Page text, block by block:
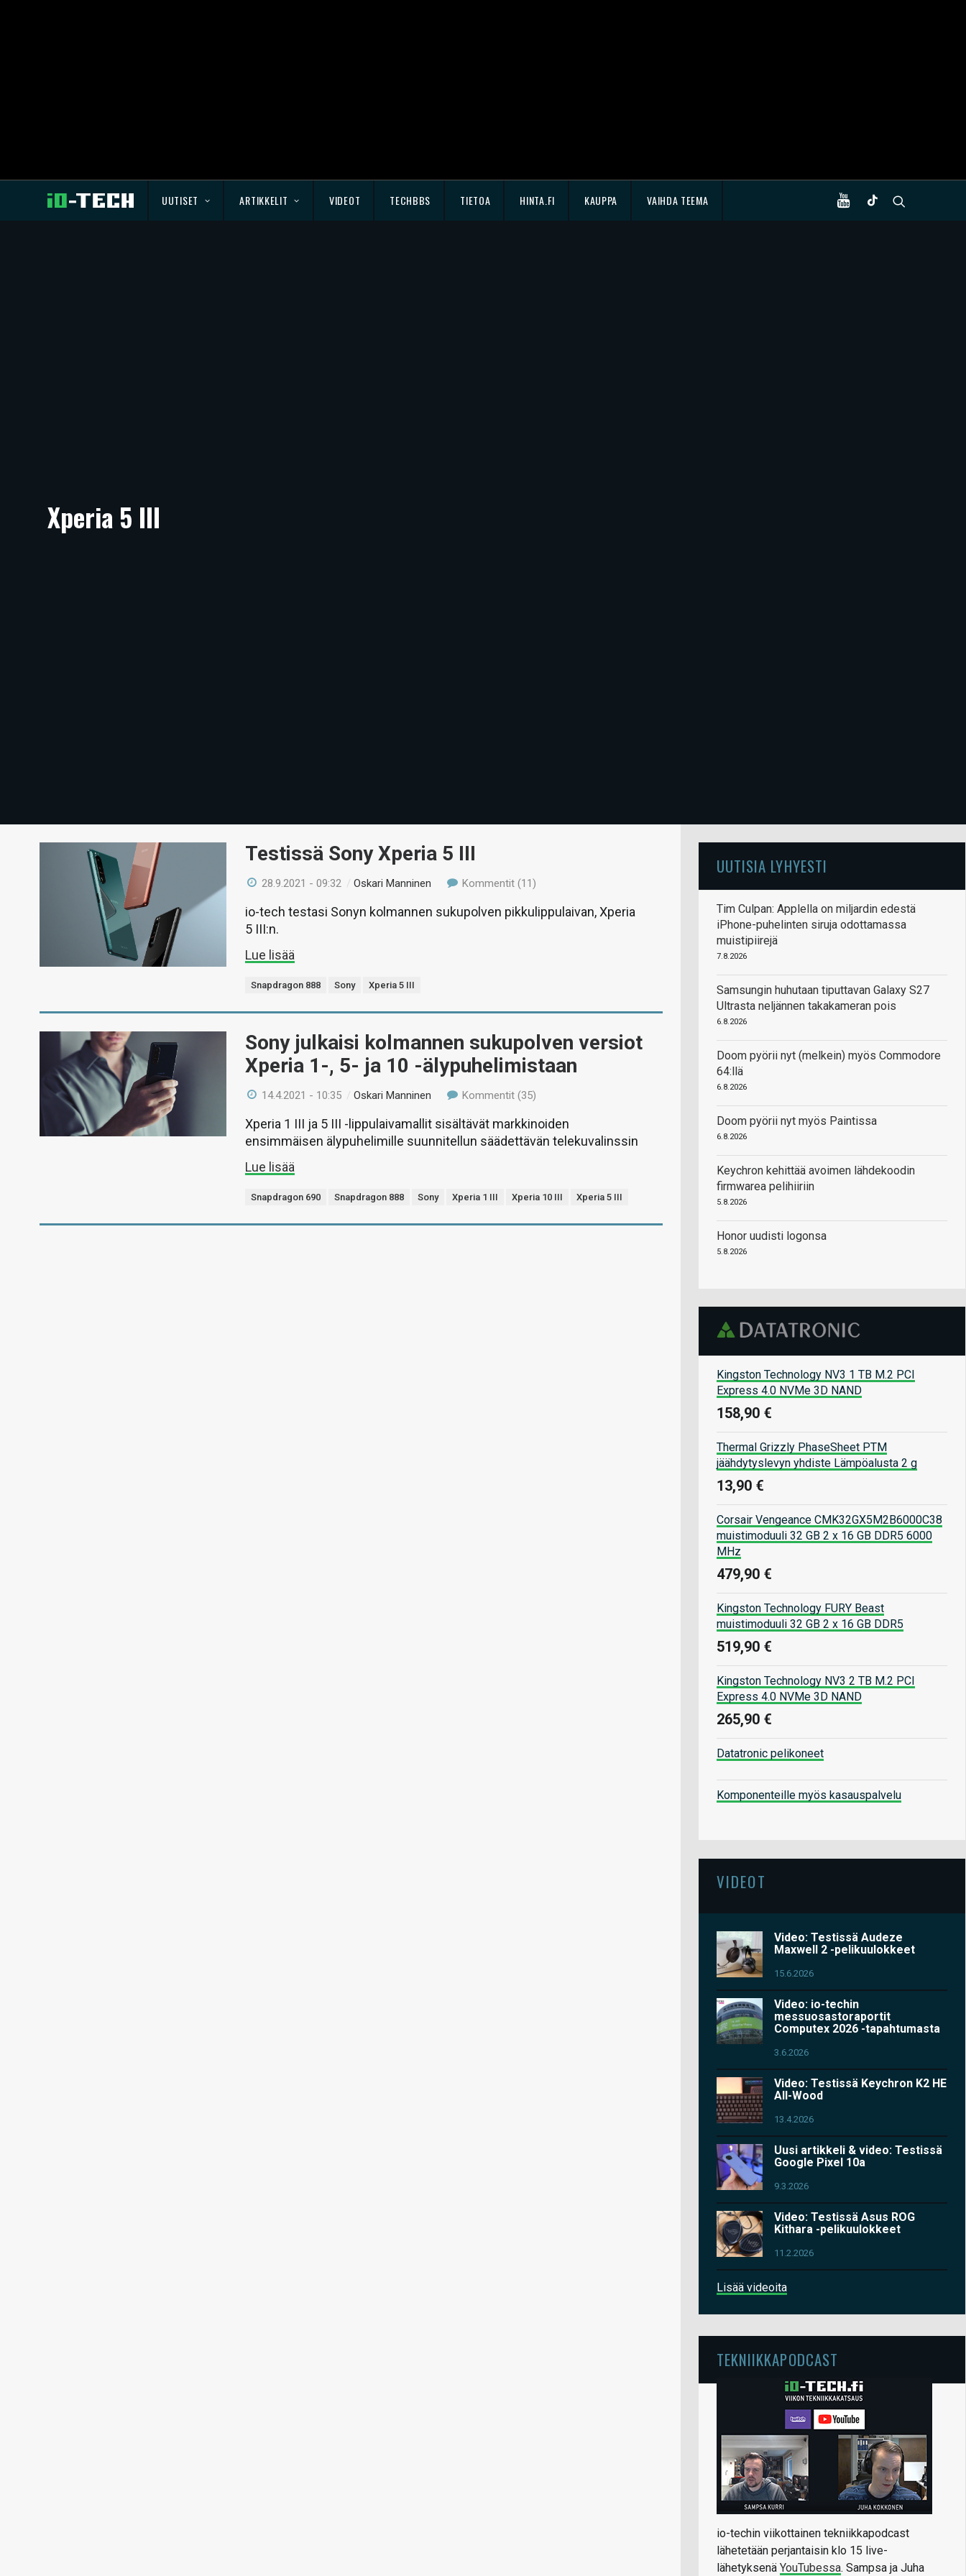
UUTISET ARTIKKELIT VIDEOT TECHBBS TIETOA HINTA.FI KAUPPA VAIHDA TEEMA
Xperia 5 III
Testissä Sony Xperia 5 III
28.9.2021 - 09:32 /Oskari Manninen Kommentit (11)
io-tech testasi Sonyn kolmannen sukupolven pikkulippulaivan, Xperia
5 III:n.
Lue lisää
Snapdragon 888 Sony Xperia 5 III
Sony julkaisi kolmannen sukupolven versiot
Xperia 1-, 5- ja 10 -älypuhelimistaan
14.4.2021 - 10:35 /Oskari Manninen Kommentit (35)
Xperia 1 III ja 5 III -lippulaivamallit sisältävät markkinoiden
ensimmäisen älypuhelimille suunnitellun säädettävän telekuvalinssin
Lue lisää
Snapdragon 690 Snapdragon 888 Sony Xperia 1 III Xperia 10 III Xperia 5 III
UUTISIA LYHYESTI
Tim Culpan: Applella on miljardin edestä
iPhone-puhelinten siruja odottamassa
muistipiirejä
7.8.2026
Samsungin huhutaan tiputtavan Galaxy S27
Ultrasta neljännen takakameran pois
6.8.2026
Doom pyörii nyt (melkein) myös Commodore
64:llä
6.8.2026
Doom pyörii nyt myös Paintissa
6.8.2026
Keychron kehittää avoimen lähdekoodin
firmwarea pelihiiriin
5.8.2026
Honor uudisti logonsa
5.8.2026
Kingston Technology NV3 1 TB M.2 PCI
Express 4.0 NVMe 3D NAND
158,90 €
Thermal Grizzly PhaseSheet PTM
jäähdytyslevyn yhdiste Lämpöalusta 2 g
13,90 €
Corsair Vengeance CMK32GX5M2B6000C38
muistimoduuli 32 GB 2 x 16 GB DDR5 6000
MHz
479,90 €
Kingston Technology FURY Beast
muistimoduuli 32 GB 2 x 16 GB DDR5
519,90 €
Kingston Technology NV3 2 TB M.2 PCI
Express 4.0 NVMe 3D NAND
265,90 €
Datatronic pelikoneet
Komponenteille myös kasauspalvelu
VIDEOT
Video: Testissä Audeze
Maxwell 2 -pelikuulokkeet
15.6.2026
Video: io-techin
messuosastoraportit
Computex 2026 -tapahtumasta
3.6.2026
Video: Testissä Keychron K2 HE
All-Wood
13.4.2026
Uusi artikkeli & video: Testissä
Google Pixel 10a
9.3.2026
Video: Testissä Asus ROG
Kithara -pelikuulokkeet
11.2.2026
Lisää videoita
TEKNIIKKAPODCAST
io-techin viikottainen tekniikkapodcast
lähetetään perjantaisin klo 15 live-
lähetyksenä YouTubessa. Sampsa ja Juha